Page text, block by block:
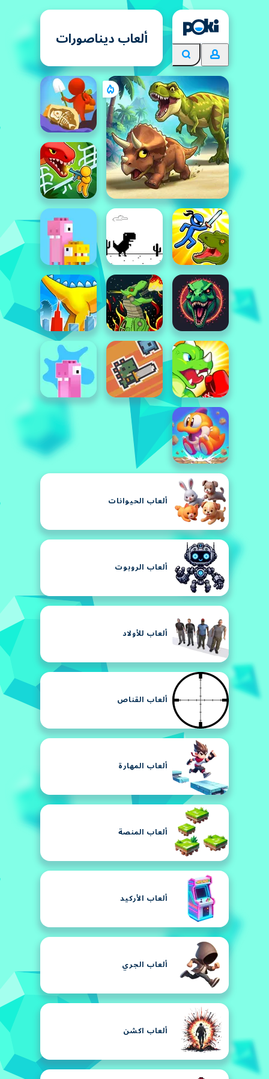
ألعاب ديناصورات
ألعاب الحيوانات
ألعاب الروبوت
ألعاب للأولاد
ألعاب القناص
ألعاب المهارة
ألعاب المنصة
ألعاب الأركيد
ألعاب الجري
ألعاب اكشن